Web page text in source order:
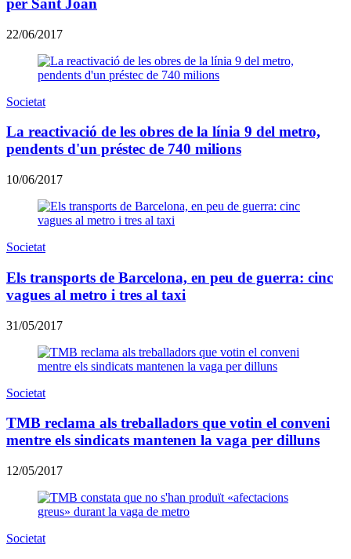
per Sant Joan
22/06/2017
Societat
La reactivació de les obres de la línia 9 del metro,
pendents d'un préstec de 740 milions
10/06/2017
Societat
Els transports de Barcelona, en peu de guerra: cinc
vagues al metro i tres al taxi
31/05/2017
Societat
TMB reclama als treballadors que votin el conveni
mentre els sindicats mantenen la vaga per dilluns
12/05/2017
Societat